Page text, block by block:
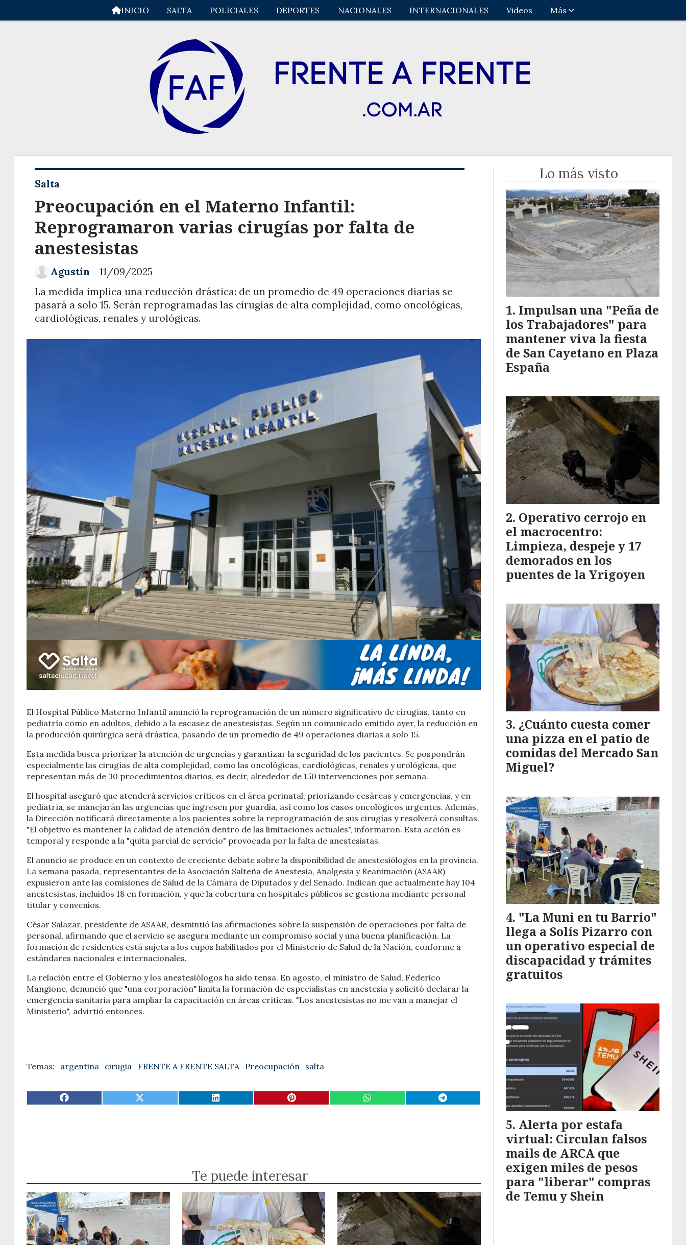
INICIO SALTA POLICIALES DEPORTES NACIONALES INTERNACIONALES Videos Más
Preocupación en el Materno Infantil:
Reprogramaron varias cirugías por falta de
anestesistas
La medida implica una reducción drástica: de un promedio de 49 operaciones diarias se
pasará a solo 15. Serán reprogramadas las cirugías de alta complejidad, como oncológicas,
cardiológicas, renales y urológicas.
Salta
11/09/2025
Agustín
El Hospital Público Materno Infantil anunció la reprogramación de un número significativo de cirugías, tanto en
pediatría como en adultos, debido a la escasez de anestesistas. Según un comunicado emitido ayer, la reducción en
la producción quirúrgica será drástica, pasando de un promedio de 49 operaciones diarias a solo 15.
Esta medida busca priorizar la atención de urgencias y garantizar la seguridad de los pacientes. Se pospondrán
especialmente las cirugías de alta complejidad, como las oncológicas, cardiológicas, renales y urológicas, que
representan más de 30 procedimientos diarios, es decir, alrededor de 150 intervenciones por semana.
El hospital aseguró que atenderá servicios críticos en el área perinatal, priorizando cesáreas y emergencias, y en
pediatría, se manejarán las urgencias que ingresen por guardia, así como los casos oncológicos urgentes. Además,
la Dirección notificará directamente a los pacientes sobre la reprogramación de sus cirugías y resolverá consultas.
"El objetivo es mantener la calidad de atención dentro de las limitaciones actuales", informaron. Esta acción es
temporal y responde a la "quita parcial de servicio" provocada por la falta de anestesistas.
El anuncio se produce en un contexto de creciente debate sobre la disponibilidad de anestesiólogos en la provincia.
La semana pasada, representantes de la Asociación Salteña de Anestesia, Analgesia y Reanimación (ASAAR)
expusieron ante las comisiones de Salud de la Cámara de Diputados y del Senado. Indican que actualmente hay 104
anestesistas, incluidos 18 en formación, y que la cobertura en hospitales públicos se gestiona mediante personal
titular y convenios.
César Salazar, presidente de ASAAR, desmintió las afirmaciones sobre la suspensión de operaciones por falta de
personal, afirmando que el servicio se asegura mediante un compromiso social y una buena planificación. La
formación de residentes está sujeta a los cupos habilitados por el Ministerio de Salud de la Nación, conforme a
estándares nacionales e internacionales.
La relación entre el Gobierno y los anestesiólogos ha sido tensa. En agosto, el ministro de Salud, Federico
Mangione, denunció que "una corporación" limita la formación de especialistas en anestesia y solicitó declarar la
emergencia sanitaria para ampliar la capacitación en áreas críticas. "Los anestesistas no me van a manejar el
Ministerio", advirtió entonces.
argentina cirugia FRENTE A FRENTE SALTA Preocupación salta
Te puede interesar
Lo más visto
Impulsan una "Peña de
los Trabajadores" para
mantener viva la fiesta
de San Cayetano en Plaza
España
Operativo cerrojo en
el macrocentro:
Limpieza, despeje y 17
demorados en los
puentes de la Yrigoyen
¿Cuánto cuesta comer
una pizza en el patio de
comidas del Mercado San
Miguel?
"La Muni en tu Barrio"
llega a Solís Pizarro con
un operativo especial de
discapacidad y trámites
gratuitos
Alerta por estafa
virtual: Circulan falsos
mails de ARCA que
exigen miles de pesos
para "liberar" compras
de Temu y Shein